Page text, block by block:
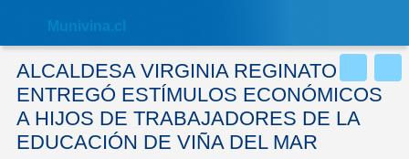
web
incluye
sistema
accesibilidad.
Munivina.cl
ALCALDESA VIRGINIA REGINATO
ENTREGÓ ESTÍMULOS ECONÓMICOS
A HIJOS DE TRABAJADORES DE LA
EDUCACIÓN DE VIÑA DEL MAR